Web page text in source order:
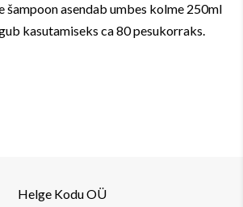
asendab umbes kolme 250ml
kasutamiseks ca 80 pesukorraks.
Helge Kodu OÜ